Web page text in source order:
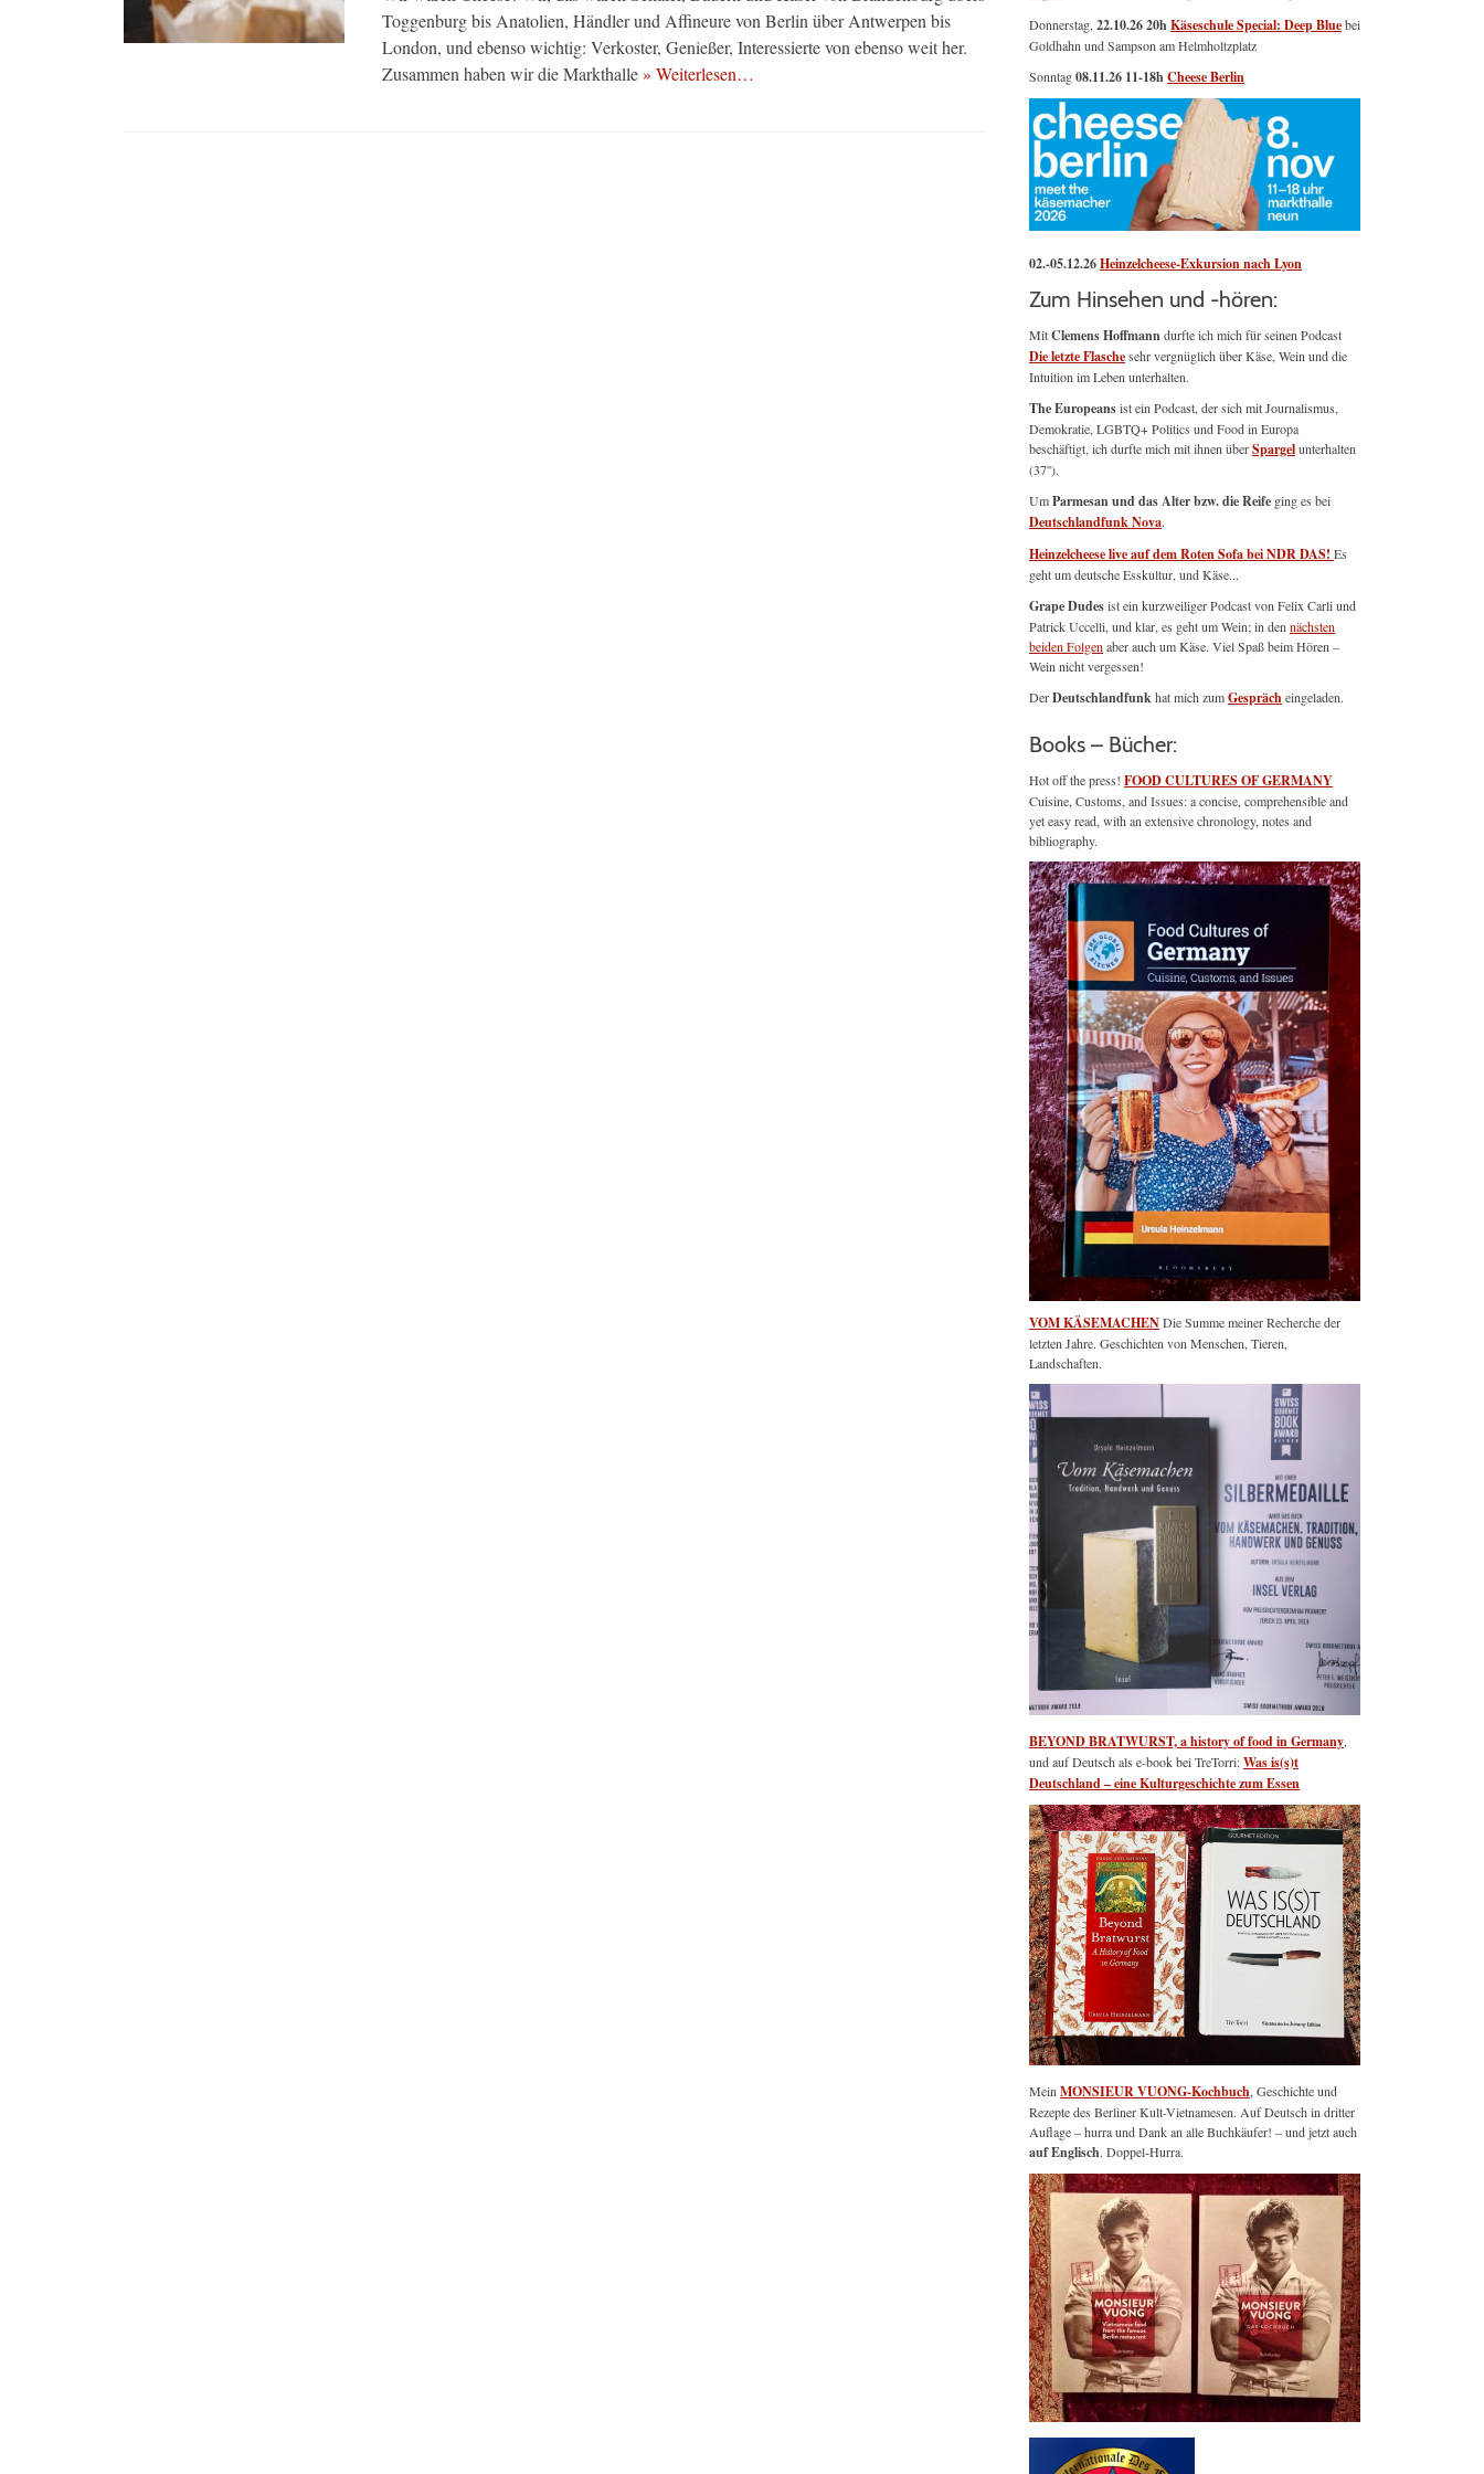
Toggenburg bis Anatolien, Händler und Affineure von Berlin über Antwerpen bis
London, und ebenso wichtig: Verkoster, Genießer, Interessierte von ebenso weit her.
Zusammen haben wir die Markthalle» Weiterlesen…
Donnerstag, 22.10.26 20hKäseschule Special: Deep Bluebei
Goldhahn und Sampson am Helmholtzplatz
Sonntag08.11.26 11-18hCheese Berlin
02.-05.12.26Heinzelcheese-Exkursion nach Lyon
Zum Hinsehen und -hören:
MitClemens Hoffmanndurfte ich mich für seinen Podcast
Die letzte Flaschesehr vergnüglich über Käse, Wein und die
Intuition im Leben unterhalten.
The Europeansist ein Podcast, der sich mit Journalismus,
Demokratie, LGBTQ+ Politics und Food in Europa
beschäftigt, ich durfte mich mit ihnen überSpargelunterhalten
(37'').
UmParmesan und das Alter bzw. die Reife ging es bei
Deutschlandfunk Nova.
Heinzelcheese live auf dem Roten Sofa bei NDR DAS! Es
geht um deutsche Esskultur, und Käse...
Grape Dudesist ein kurzweiliger Podcast von Felix Carli und
Patrick Uccelli, und klar, es geht um Wein; in den nächsten
beiden Folgen aber auch um Käse. Viel Spaß beim Hören –
Wein nicht vergessen!
DerDeutschlandfunkhat mich zumGesprächeingeladen.
Books – Bücher:
Hot off the press! FOOD CULTURES OF GERMANY
Cuisine, Customs, and Issues: a concise, comprehensible and
yet easy read, with an extensive chronology, notes and
bibliography.
VOM KÄSEMACHENDie Summe meiner Recherche der
letzten Jahre. Geschichten von Menschen, Tieren,
Landschaften.
BEYOND BRATWURST, a history of food in Germany
und auf Deutsch als e-book bei TreTorri:Was is(s)t
Deutschland – eine Kulturgeschichte zum Essen
Mein MONSIEUR VUONG-Kochbuch , Geschichte und
Rezepte des Berliner Kult-Vietnamesen. Auf Deutsch in dritter
Auflage – hurra und Dank an alle Buchkäufer! – und jetzt auch
auf Englisch. Doppel-Hurra.